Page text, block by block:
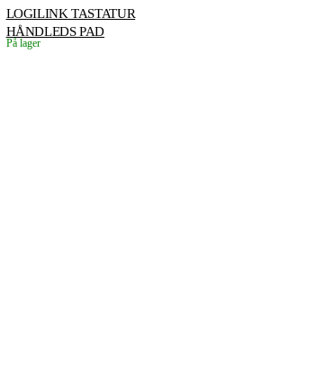
LOGILINK TASTATUR
HÅNDLEDS PAD
På lager